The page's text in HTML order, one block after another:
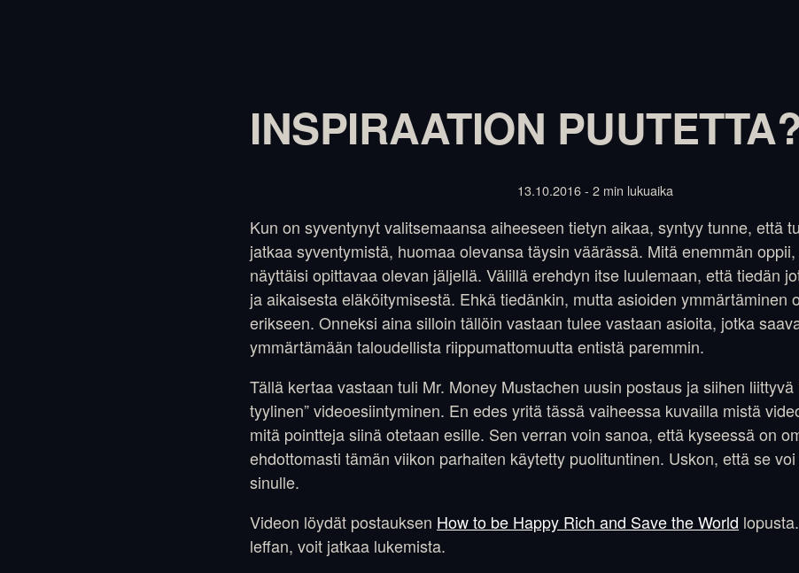
INSPIRAATION
13.10.2016 - 2 min lukuaika
Kun on syventynyt valitsemaansa aiheeseen tietyn aikaa, syntyy tunne, että
jatkaa syventymistä, huomaa olevansa täysin väärässä. Mitä enemmän
näyttäisi opittavaa olevan jäljellä. Välillä erehdyn itse luulemaan, että tiedän
ja aikaisesta eläköitymisestä. Ehkä tiedänkin, mutta asioiden ymmärtäminen
erikseen. Onneksi aina silloin tällöin vastaan tulee vastaan asioita, jotka
ymmärtämään taloudellista riippumattomuutta entistä paremmin.
Tällä kertaa vastaan tuli Mr. Money Mustachen uusin postaus ja siihen liittyvä
tyylinen” videoesiintyminen. En edes yritä tässä vaiheessa kuvailla mistä
mitä pointteja siinä otetaan esille. Sen verran voin sanoa, että kyseessä on
ehdottomasti tämän viikon parhaiten käytetty puolituntinen. Uskon, että se
sinulle.
Videon löydät postauksen How to be Happy Rich and Save the World
leffan, voit jatkaa lukemista.